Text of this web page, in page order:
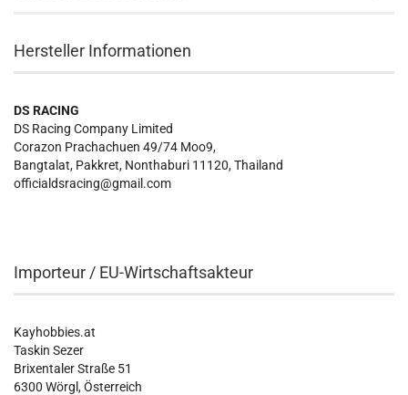
Hersteller Informationen
DS RACING
DS Racing Company Limited
Corazon Prachachuen 49/74 Moo9,
Bangtalat, Pakkret, Nonthaburi 11120, Thailand
officialdsracing@gmail.com
Importeur / EU-Wirtschaftsakteur
Kayhobbies.at
Taskin Sezer
Brixentaler Straße 51
6300 Wörgl, Österreich